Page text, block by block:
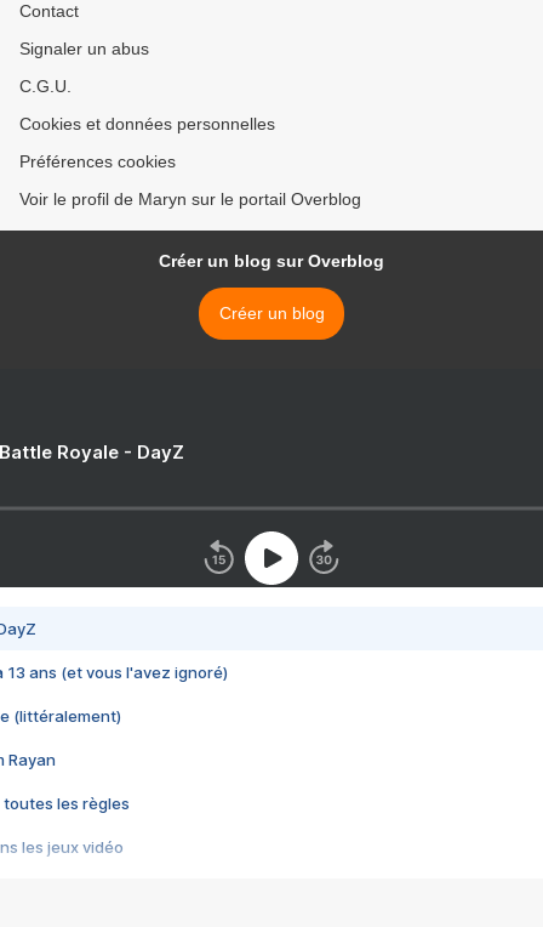
Contact
Signaler un abus
C.G.U.
Cookies et données personnelles
Préférences cookies
Voir le profil de Maryn sur le portail Overblog
Créer un blog sur Overblog
Créer un blog
Royale - DayZ
13 ans (et vous l'avez ignoré)
(littéralement)
Rayan
toutes les règles
les jeux vidéo